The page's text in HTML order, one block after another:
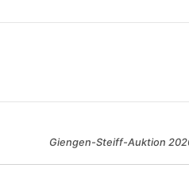
Giengen-Steiff-Auktion